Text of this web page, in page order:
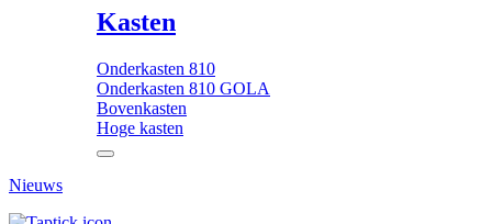
Kasten
Onderkasten 810
Onderkasten 810 GOLA
Bovenkasten
Hoge kasten
Nieuws